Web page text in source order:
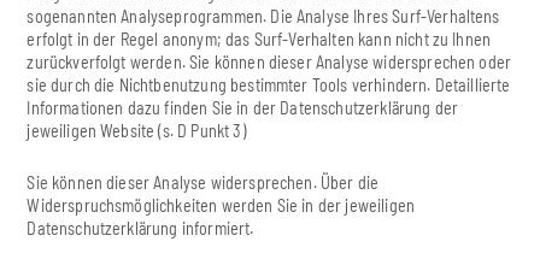
sogenannten Analyseprogrammen. Die Analyse Ihres Surf-Verhaltens
erfolgt in der Regel anonym; das Surf-Verhalten kann nicht zu Ihnen
zurückverfolgt werden. Sie können dieser Analyse widersprechen oder
sie durch die Nichtbenutzung bestimmter Tools verhindern. Detaillierte
Informationen dazu finden Sie in der Datenschutzerklärung der
jeweiligen Website (s. D Punkt 3)
Sie können dieser Analyse widersprechen. Über die
Widerspruchsmöglichkeiten werden Sie in der jeweiligen
Datenschutzerklärung informiert.